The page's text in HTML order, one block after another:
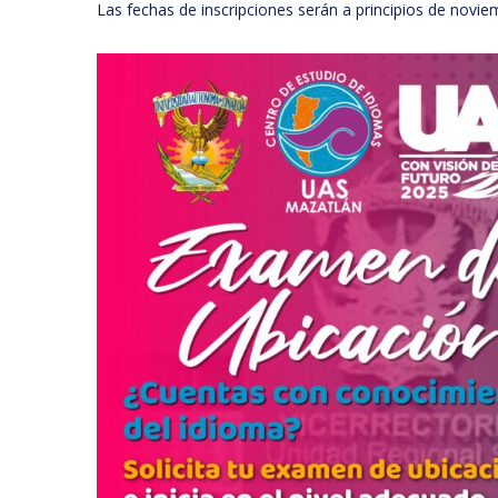
Las fechas de inscripciones serán a principios de